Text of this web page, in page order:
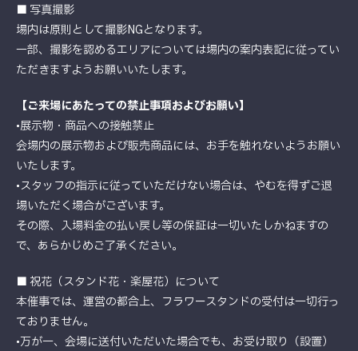
■ 写真撮影
場内は原則として撮影NGとなります。
一部、撮影を認めるエリアについては場内の案内表記に従ってい
ただきますようお願いいたします。
【ご来場にあたっての禁止事項およびお願い】
•展示物・商品への接触禁止
会場内の展示物および販売商品には、お手を触れないようお願い
いたします。
•スタッフの指示に従っていただけない場合は、やむを得ずご退
場いただく場合がございます。
その際、入場料金の払い戻し等の保証は一切いたしかねますの
で、あらかじめご了承ください。
■ 祝花（スタンド花・楽屋花）について
本催事では、運営の都合上、フラワースタンドの受付は一切行っ
ておりません。
•万が一、会場に送付いただいた場合でも、お受け取り（設置）